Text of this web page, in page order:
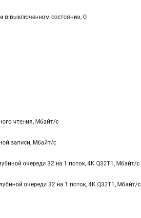
в выключенном состоянии, G
чтения, Мбайт/с
записи, Мбайт/с
очереди 32 на 1 поток, 4K Q32T1, Мбайт/с
очереди 32 на 1 поток, 4K Q32T1, Мбайт/с